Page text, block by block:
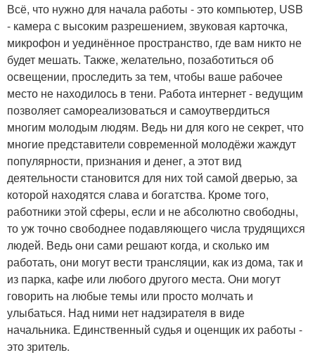
Всё, что нужно для начала работы - это компьютер, USB
- камера с высоким разрешением, звуковая карточка,
микрофон и уединённое пространство, где вам никто не
будет мешать. Также, желательно, позаботиться об
освещении, проследить за тем, чтобы ваше рабочее
место не находилось в тени. Работа интернет - ведущим
позволяет самореализоваться и самоутвердиться
многим молодым людям. Ведь ни для кого не секрет, что
многие представители современной молодёжи жаждут
популярности, признания и денег, а этот вид
деятельности становится для них той самой дверью, за
которой находятся слава и богатства. Кроме того,
работники этой сферы, если и не абсолютно свободны,
то уж точно свободнее подавляющего числа трудящихся
людей. Ведь они сами решают когда, и сколько им
работать, они могут вести трансляции, как из дома, так и
из парка, кафе или любого другого места. Они могут
говорить на любые темы или просто молчать и
улыбаться. Над ними нет надзирателя в виде
начальника. Единственный судья и оценщик их работы -
это зритель.